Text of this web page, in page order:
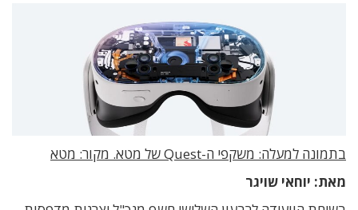
בתמונה למעלה: משקפי ה-Quest של מטא. מקור: מטא
מאת: יוחאי שויגר